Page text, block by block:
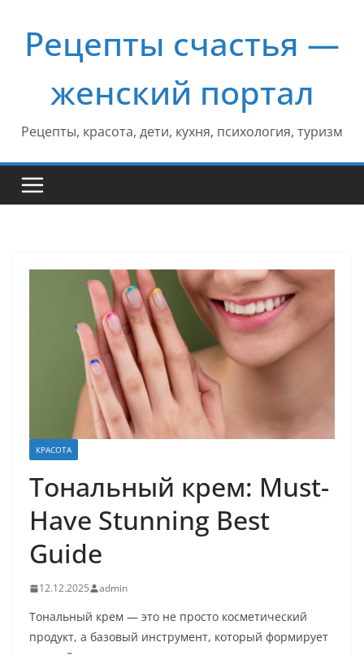
содержимому
Рецепты счастья —
женский портал
Рецепты, красота, дети, кухня, психология, туризм
КРАСОТА
Тональный крем: Must-
Have Stunning Best
Guide
12.12.2025 admin
Тональный крем — это не просто косметический
продукт, а базовый инструмент, который формирует